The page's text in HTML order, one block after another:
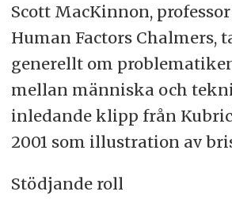
Scott MacKinnon,
Human Factors Chalmers,
generellt om
mellan människa och
inledande klipp från
2001 som illustration av
Stödjande roll